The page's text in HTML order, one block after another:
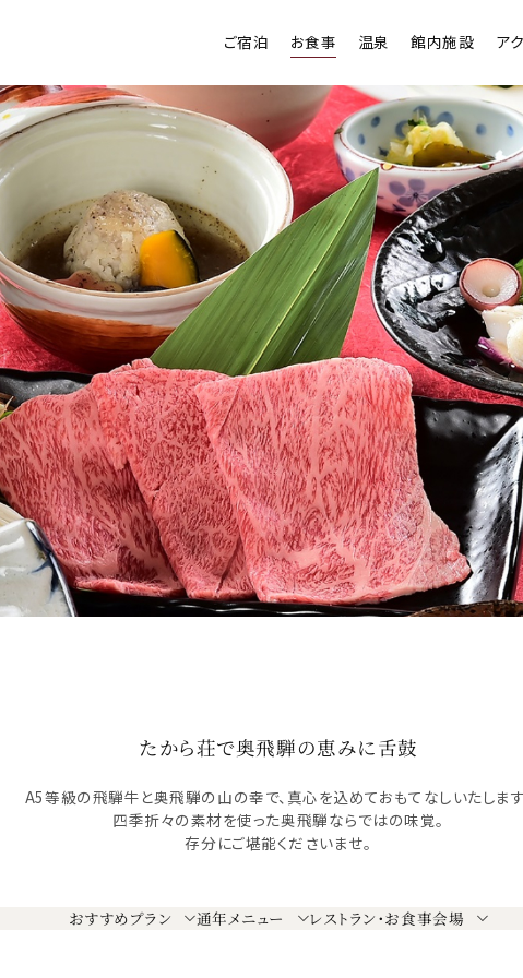
ご宿泊 お食事 温泉 館内施設 ア
たから荘で奥飛騨の恵みに舌鼓
A5等級の飛騨牛と奥飛騨の山の幸で、真心を込めておもてなしいたします
四季折々の素材を使った奥飛騨ならではの味覚。
存分にご堪能くださいませ。
おすすめプラン 通年メニュー レストラン・お食事会場